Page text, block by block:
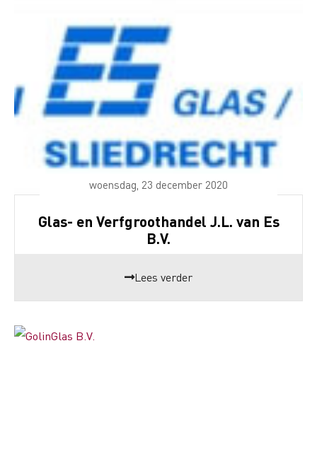
woensdag, 23 december 2020
Glas- en Verfgroothandel J.L. van Es
B.V.
Lees verder